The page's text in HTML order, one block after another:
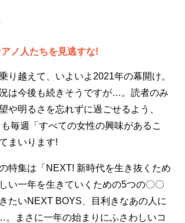
ノ人たちを見逃すな!
り越えて、いよいよ2021年の幕開け。
は今後も続きそうですが…。読者のみ
や明るさを忘れずに過ごせるよう、
毎週「すべての女性の興味があるこ
まいります!
特集は「NEXT! 新時代を生き抜くため
い一年を生きていくための5つの〇〇
たいNEXT BOYS、目利きなあの人に
まさに一年の始まりにふさわしいコ